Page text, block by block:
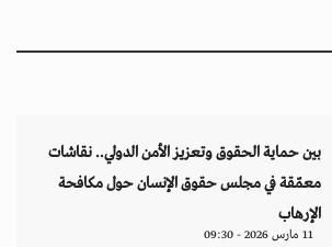
بين حماية الحقوق وتعزيز الأمن الدولي.. نقاشات
معمّقة في مجلس حقوق الإنسان حول مكافحة
الإرهاب
11 مارس 2026 - 09:30